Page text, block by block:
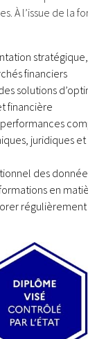
À l’issue de la
financiers
solutions
financière
juridiques et
des
en